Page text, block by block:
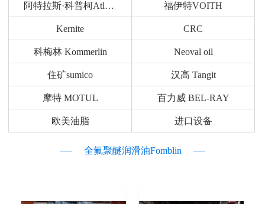
阿特拉斯·科普柯Atlas Copco 福伊特VOITH
Kernite CRC
科梅林 Kommerlin Neoval oil
住矿sumico 汉高 Tangit
摩特 MOTUL 百力威 BEL-RAY
欧美油脂 进口设备
全氟聚醚润滑油Fomblin